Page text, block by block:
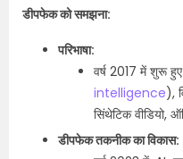
डीपफेक को समझना:
परिभाषा:
वर्ष 2017 में शुरू हुए
intelligence),
सिंथेटिक वीडियो,
डीपफेक तकनीक का विकास: